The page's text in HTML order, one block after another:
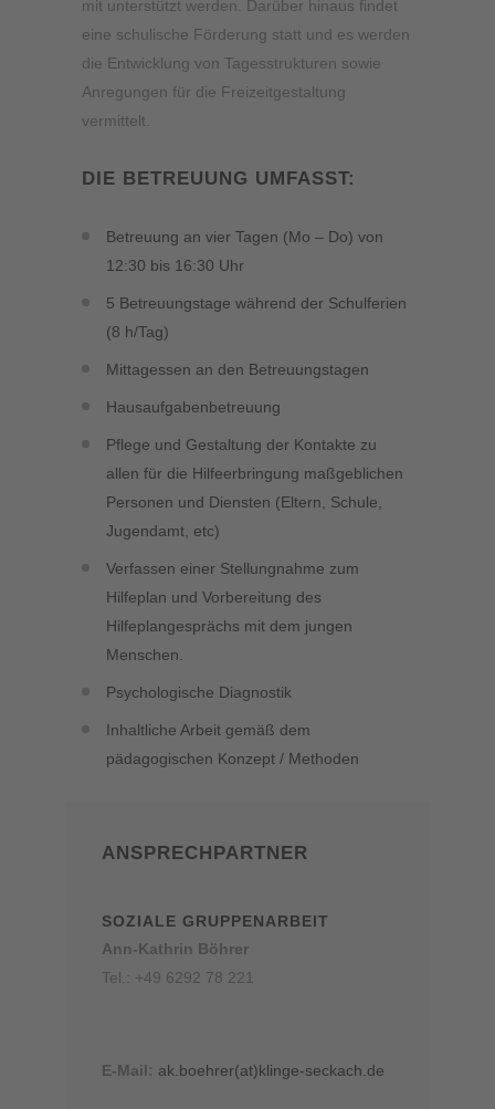
mit unterstützt werden. Darüber hinaus findet
eine schulische Förderung statt und es werden
die Entwicklung von Tagesstrukturen sowie
Anregungen für die Freizeitgestaltung
vermittelt.
DIE BETREUUNG UMFASST:
Betreuung an vier Tagen (Mo – Do) von
12:30 bis 16:30 Uhr
5 Betreuungstage während der Schulferien
(8 h/Tag)
Mittagessen an den Betreuungstagen
Hausaufgabenbetreuung
Pflege und Gestaltung der Kontakte zu
allen für die Hilfeerbringung maßgeblichen
Personen und Diensten (Eltern, Schule,
Jugendamt, etc)
Verfassen einer Stellungnahme zum
Hilfeplan und Vorbereitung des
Hilfeplangesprächs mit dem jungen
Menschen.
Psychologische Diagnostik
Inhaltliche Arbeit gemäß dem
pädagogischen Konzept / Methoden
ANSPRECHPARTNER
SOZIALE GRUPPENARBEIT
Ann-Kathrin Böhrer
Tel.: +49 6292 78 221
E-Mail: ak.boehrer(at)klinge-seckach.de